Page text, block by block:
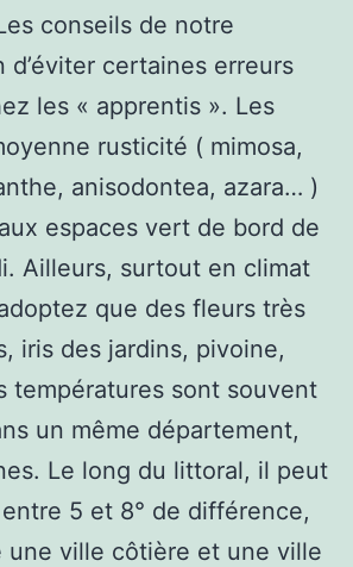
conseils de notre
d’éviter certaines erreurs
les « apprentis ». Les
rusticité ( mimosa,
anisodontea, azara… )
espaces vert de bord de
Ailleurs, surtout en climat
que des fleurs très
iris des jardins, pivoine,
températures sont souvent
un même département,
Le long du littoral, il peut
5 et 8° de différence,
une ville côtière et une ville